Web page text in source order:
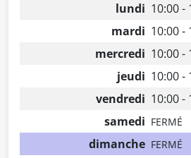
lundi 10:00 -
mardi 10:00 -
mercredi 10:00 -
jeudi 10:00 -
vendredi 10:00 -
samedi FERMÉ
dimanche FERMÉ